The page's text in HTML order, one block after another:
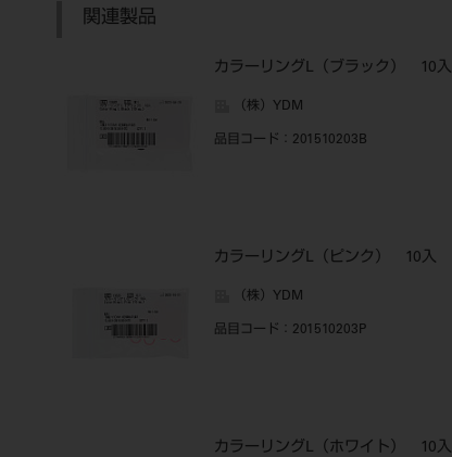
関連製品
カラーリングL（ブラック） 10入
（株）YDM
品目コード ：201510203B
カラーリングL（ピンク） 10入
（株）YDM
品目コード ：201510203P
カラーリングL（ホワイト） 10入